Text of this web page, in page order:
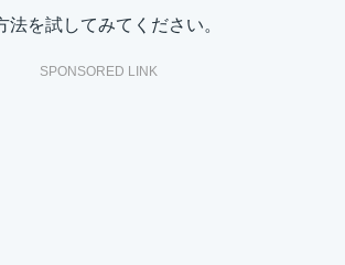
法を試してみてください。
SPONSORED LINK